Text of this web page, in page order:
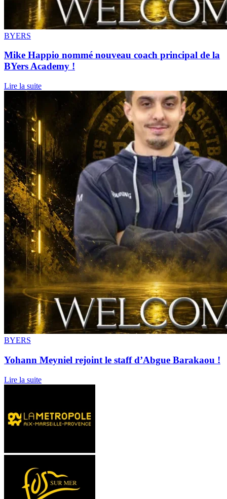
BYERS
Mike Happio nommé nouveau coach principal de la
BYers Academy !
Lire la suite
BYERS
Yohann Meyniel rejoint le staff d’Abgue Barakaou !
Lire la suite